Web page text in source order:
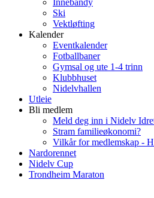
Innebandy
Ski
Vektløfting
Kalender
Eventkalender
Fotballbaner
Gymsal og ute 1-4 trinn
Klubbhuset
Nidelvhallen
Utleie
Bli medlem
Meld deg inn i Nidelv
Stram familieøkonomi?
Vilkår for medlemskap -
Nardorennet
Nidelv Cup
Trondheim Maraton